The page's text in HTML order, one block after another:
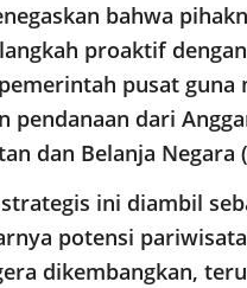
bahwa
proaktif
pusat guna
pendanaan dari
dan Belanja Negara
ini diambil
potensi
dikembangkan,